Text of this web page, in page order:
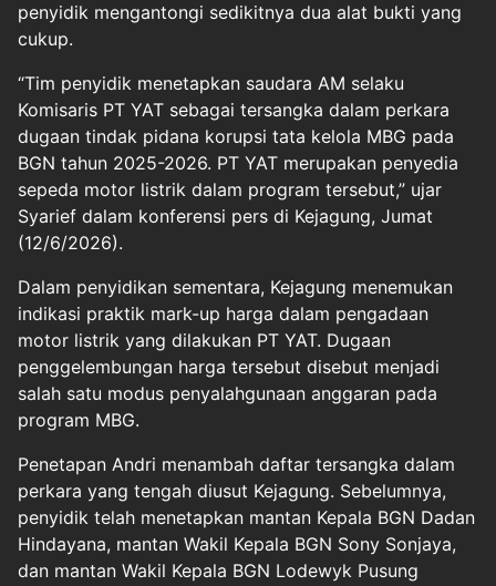
penyidik mengantongi sedikitnya dua alat bukti yang
cukup.
“Tim penyidik menetapkan saudara AM selaku
Komisaris PT YAT sebagai tersangka dalam perkara
dugaan tindak pidana korupsi tata kelola MBG pada
BGN tahun 2025-2026. PT YAT merupakan penyedia
sepeda motor listrik dalam program tersebut,” ujar
Syarief dalam konferensi pers di Kejagung, Jumat
(12/6/2026).
Dalam penyidikan sementara, Kejagung menemukan
indikasi praktik mark-up harga dalam pengadaan
motor listrik yang dilakukan PT YAT. Dugaan
penggelembungan harga tersebut disebut menjadi
salah satu modus penyalahgunaan anggaran pada
program MBG.
Penetapan Andri menambah daftar tersangka dalam
perkara yang tengah diusut Kejagung. Sebelumnya,
penyidik telah menetapkan mantan Kepala BGN Dadan
Hindayana, mantan Wakil Kepala BGN Sony Sonjaya,
dan mantan Wakil Kepala BGN Lodewyk Pusung